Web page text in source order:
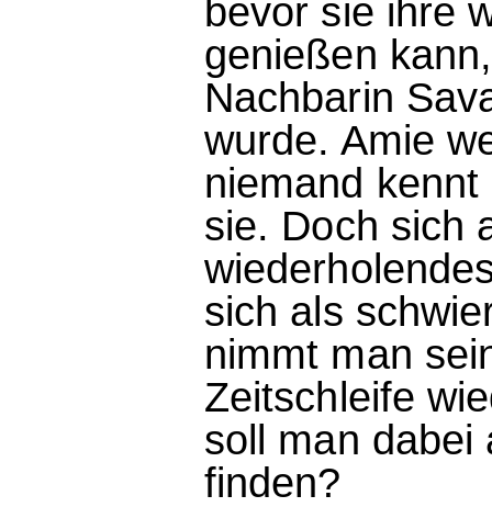
bevor sie ihre
genießen
Nachbarin
wurde. Amie
niemand
sie. Doch sich
sich als
nimmt man
Zeitschleife
soll man dabei
finden?